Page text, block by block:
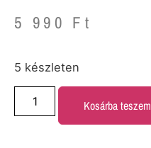
5 990 Ft
5 készleten
Kosárba teszem